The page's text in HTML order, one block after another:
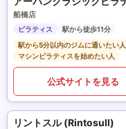
船橋店
ピラティス
駅から徒歩11分
駅から5分以内のジムに通いたい人
マシンピラティスを始めたい人
公式サイトを見る
リントスル (Rintosull)